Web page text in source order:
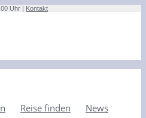
Uhr | Kontakt
Reise finden News